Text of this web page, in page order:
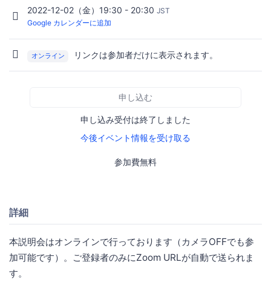
2022-12-02（金）19:30 - 20:30 JST
Google カレンダーに追加
オンライン リンクは参加者だけに表示されます。
申し込む
申し込み受付は終了しました
今後イベント情報を受け取る
参加費無料
詳細
本説明会はオンラインで行っております（カメラOFFでも参
加可能です）。ご登録者のみにZoom URLが自動で送られま
す。